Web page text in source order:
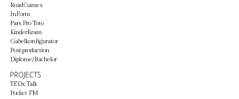
RoadGames
InForm
Pars Pro Toto
KinderKram
Gabelkonfigurator
Post.production
Diplome/Bachelor
PROJECTS
TEDx Talk
Pocket FM